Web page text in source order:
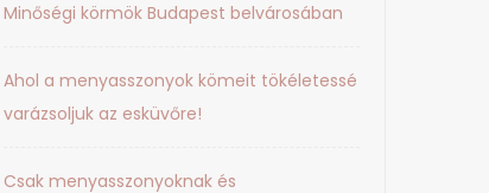
Minőségi körmök Budapest belvárosában
Ahol a menyasszonyok kömeit tökéletessé
varázsoljuk az esküvőre!
Csak menyasszonyoknak és